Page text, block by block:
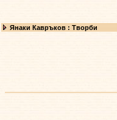
Янаки Кавръков : Творби